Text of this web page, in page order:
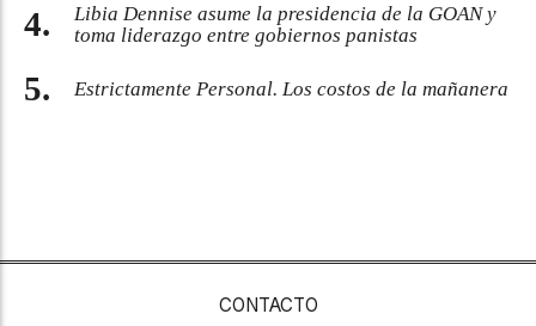
Libia Dennise asume la presidencia de la GOAN y
toma liderazgo entre gobiernos panistas
Estrictamente Personal. Los costos de la mañanera
CONTACTO